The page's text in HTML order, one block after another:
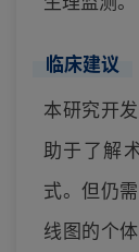
临床建议
本研究开
助于了解
式。但仍
线图的个